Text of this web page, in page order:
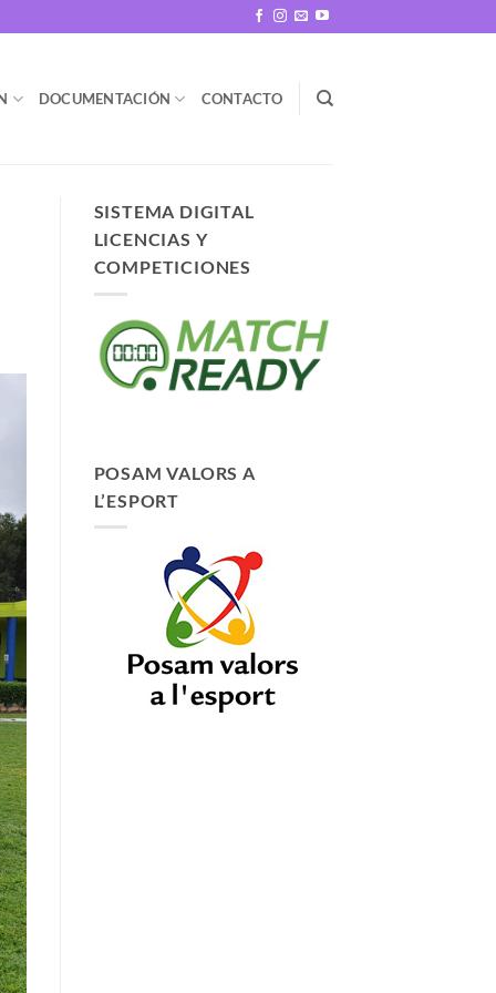
DOCUMENTACIÓN CONTACTO
SISTEMA DIGITAL
LICENCIAS Y
COMPETICIONES
POSAM VALORS A
L’ESPORT